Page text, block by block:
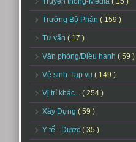
Trưởng Bộ Phận ( 159 )
Tư vấn ( 17 )
Văn phòng/Điều hành ( 59 )
Vệ sinh-Tạp vụ ( 149 )
Vị trí khác... ( 254 )
Xây Dựng ( 59 )
Y tế - Dược ( 35 )